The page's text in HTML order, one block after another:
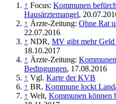
↑ Focus: Kommunen
Hausärztemangel,
↑ Ärzte-Zeitung: Ohne Rat
22.07.2016
↑ NDR, MV gibt mehr Geld
18.10.2017
↑ Ärzte-Zeitung:
Bedingungen, 17.08.2016
↑ Vgl. Karte der KVB
↑ BR, Kommune lockt
↑ Welt, Kommunen können